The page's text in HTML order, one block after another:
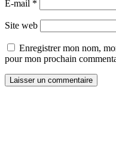
E-mail *
Site web
Enregistrer mon nom,
pour mon prochain